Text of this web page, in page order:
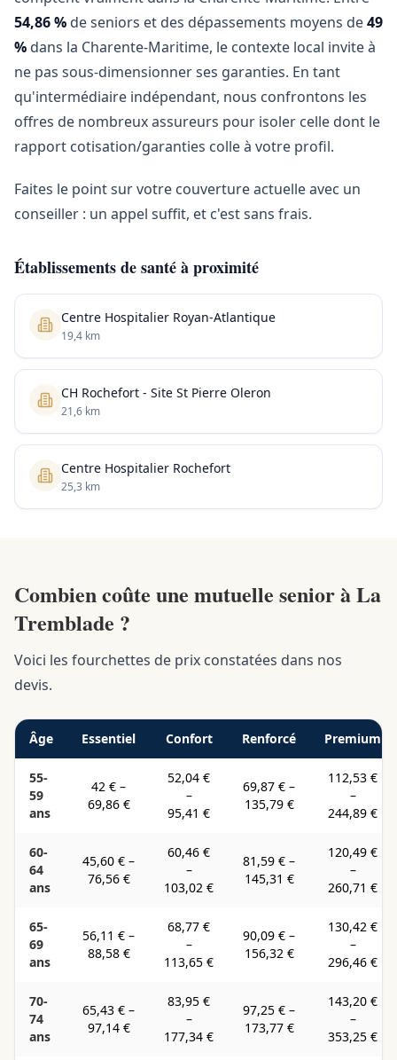
54,86 % de seniors et des dépassements moyens de49
% dans la Charente-Maritime, le contexte local invite à
ne pas sous-dimensionner ses garanties. En tant
qu'intermédiaire indépendant, nous confrontons les
offres de nombreux assureurs pour isoler celle dont le
rapport cotisation/garanties colle à votre profil.
Faites le point sur votre couverture actuelle avec un
conseiller : un appel suffit, et c'est sans frais.
Établissements de santé à proximité
Centre Hospitalier Royan-Atlantique
19,4 km
CH Rochefort - Site St Pierre Oleron
21,6 km
Centre Hospitalier Rochefort
25,3 km
Combien coûte une mutuelle senior à La
Tremblade ?
Voici les fourchettes de prix constatées dans nos
devis.
Âge Essentiel Confort Renforcé Premium
55-
59
ans
42 € –
69,86 €
52,04 €
–
95,41 €
69,87 € –
135,79 €
112,53 €
–
244,89 €
60-
64
ans
45,60 € –
76,56 €
60,46 €
–
103,02 €
81,59 € –
145,31 €
120,49 €
–
260,71 €
65-
69
ans
56,11 € –
88,58 €
68,77 €
–
113,65 €
90,09 € –
156,32 €
130,42 €
–
296,46 €
70-
74
ans
65,43 € –
97,14 €
83,95 €
–
177,34 €
97,25 € –
173,77 €
143,20 €
–
353,25 €